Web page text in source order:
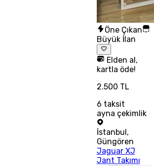
Öne Çıkan
Büyük İlan
Elden al,
kartla öde!
2.500 TL
6 taksit
ayna çekimlik
İstanbul ,
Güngören
Jaguar XJ
Jant Takımı